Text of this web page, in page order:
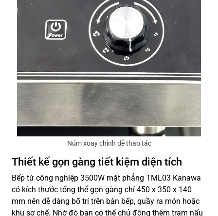
Núm xoay chỉnh dễ thao tác
Thiết kế gọn gàng tiết kiệm diện tích
Bếp từ công nghiệp 3500W mặt phẳng TML03 Kanawa
có kích thước tổng thể gọn gàng chỉ 450 x 350 x 140
mm nên dễ dàng bố trí trên bàn bếp, quầy ra món hoặc
khu sơ chế. Nhờ đó bạn có thể chủ động thêm trạm nấu